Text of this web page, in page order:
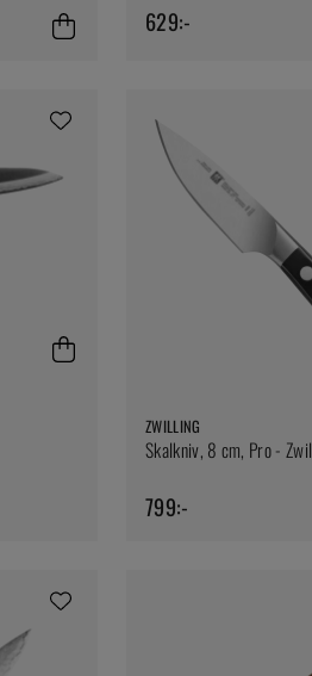
629:-
ZWILLING
Skalkniv, 8 cm, Pro -
799:-